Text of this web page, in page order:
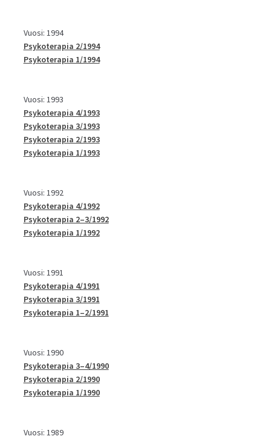
Vuosi: 1994
Psykoterapia 2/1994
Psykoterapia 1/1994
Vuosi: 1993
Psykoterapia 4/1993
Psykoterapia 3/1993
Psykoterapia 2/1993
Psykoterapia 1/1993
Vuosi: 1992
Psykoterapia 4/1992
Psykoterapia 2–3/1992
Psykoterapia 1/1992
Vuosi: 1991
Psykoterapia 4/1991
Psykoterapia 3/1991
Psykoterapia 1–2/1991
Vuosi: 1990
Psykoterapia 3–4/1990
Psykoterapia 2/1990
Psykoterapia 1/1990
Vuosi: 1989